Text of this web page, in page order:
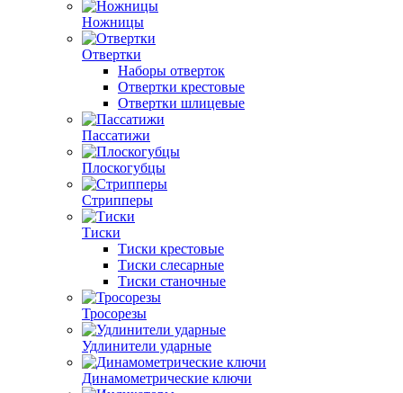
Ножницы
Отвертки
Наборы отверток
Отвертки крестовые
Отвертки шлицевые
Пассатижи
Плоскогубцы
Стрипперы
Тиски
Тиски крестовые
Тиски слесарные
Тиски станочные
Тросорезы
Удлинители ударные
Динамометрические ключи